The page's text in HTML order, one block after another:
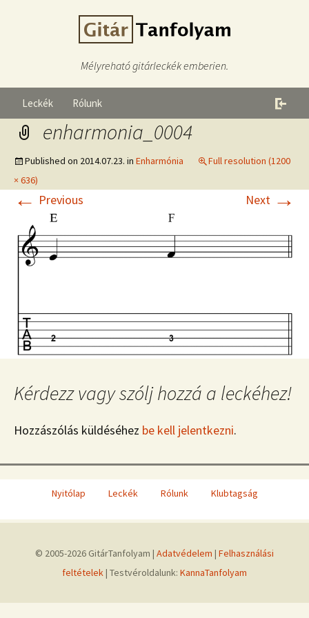
Mélyreható gitárleckék emberien.
Leckék Rólunk
enharmonia_0004
Published on 2014.07.23. in Enharmónia
Full resolution (1200
× 636)
← Previous Next →
Kérdezz vagy szólj hozzá a leckéhez!
Hozzászólás küldéséhez be kell jelentkezni.
Nyitólap Leckék Rólunk Klubtagság
© 2005-2026 GitárTanfolyam | Adatvédelem | Felhasználási
feltételek| Testvéroldalunk: KannaTanfolyam